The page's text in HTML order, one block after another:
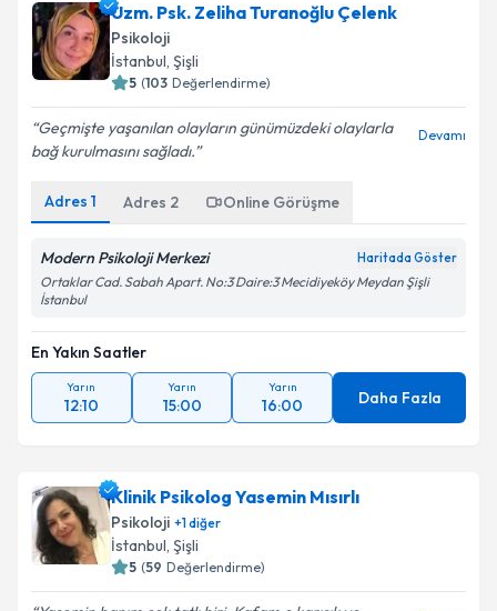
Uzm. Psk. Zeliha Turanoğlu Çelenk
Psikoloji
İstanbul, Şişli
5 (103 Değerlendirme)
Geçmişte yaşanılan olayların günümüzdeki olaylarla
bağ kurulmasını sağladı.
Devamı
Adres 1 Adres 2 Online Görüşme
Modern Psikoloji Merkezi Haritada Göster
Ortaklar Cad. Sabah Apart. No:3 Daire:3 Mecidiyeköy Meydan Şişli
İstanbul
En Yakın Saatler
Yarın
12:10
Yarın
15:00
Yarın
16:00 Daha Fazla
Klinik Psikolog Yasemin Mısırlı
Psikoloji +1diğer
İstanbul, Şişli
5 (59 Değerlendirme)